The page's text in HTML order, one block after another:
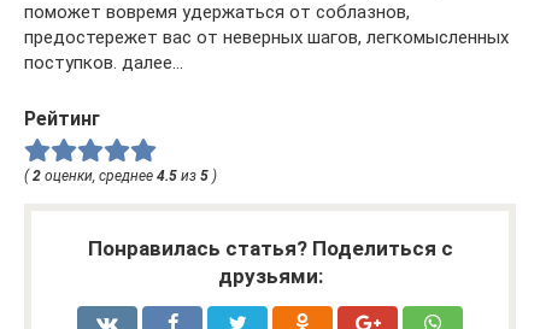
поможет вовремя удержаться от соблазнов,
предостережет вас от неверных шагов, легкомысленных
поступков. далее…
Рейтинг
(2 оценки, среднее 4.5 из 5 )
Понравилась статья? Поделиться с
друзьями: